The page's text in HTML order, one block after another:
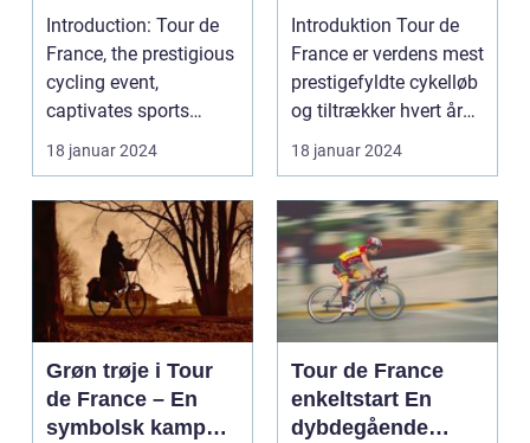
Guide for Cycling
Enthusiasts
Introduction: Tour de
France, the prestigious
cycling event,
captivates sports
enthusiasts worldwid...
18 januar 2024
Gennemgang af
Den Mest
Prestigefyldte
Cykelløbsrute i
Verden
Introduktion Tour de
France er verdens mest
prestigefyldte cykelløb
og tiltrækker hvert år
millioner...
18 januar 2024
Grøn trøje i Tour
de France – En
symbolsk kamp
Tour de France
enkeltstart En
dybdegående